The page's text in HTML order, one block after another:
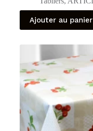
Ajouter au panier